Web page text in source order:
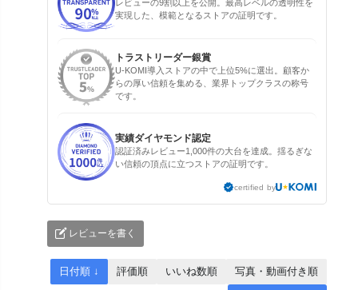
レビューの9割以上を公開。最高レベルの透明性を
実現した、模範となるストアの証明です。
トラストリーダー銀賞
U-KOMI導入ストアの中で上位5%に選出。顧客か
らの厚い信頼を集める、業界トップクラスの称号
です。
実績ダイヤモンド認定
認証済みレビュー1,000件の大台を達成。揺るぎな
い信頼の頂点に立つストアの証明です。
certified by
レビューを書く
日付順 ↓ 評価順 いいね数順 写真・動画付き順